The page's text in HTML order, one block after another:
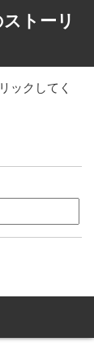
トーリ
ックしてく